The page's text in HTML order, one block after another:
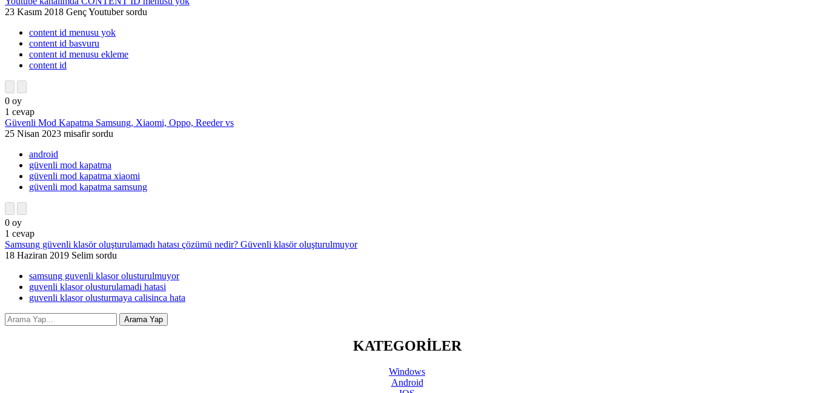
23 Kasım 2018 Genç Youtuber sordu
content id menusu yok
content id basvuru
content id menusu ekleme
content id
0 oy
1 cevap
Güvenli Mod Kapatma Samsung, Xiaomi, Oppo, Reeder vs
25 Nisan 2023 misafir sordu
android
güvenli mod kapatma
güvenli mod kapatma xiaomi
güvenli mod kapatma samsung
0 oy
1 cevap
Samsung güvenli klasör oluşturulamadı hatası çözümü nedir? Güvenli klasör oluşturulmuyor
18 Haziran 2019 Selim sordu
samsung guvenli klasor olusturulmuyor
guvenli klasor olusturulamadi hatasi
guvenli klasor olusturmaya calisinca hata
KATEGORİLER
Windows
Android